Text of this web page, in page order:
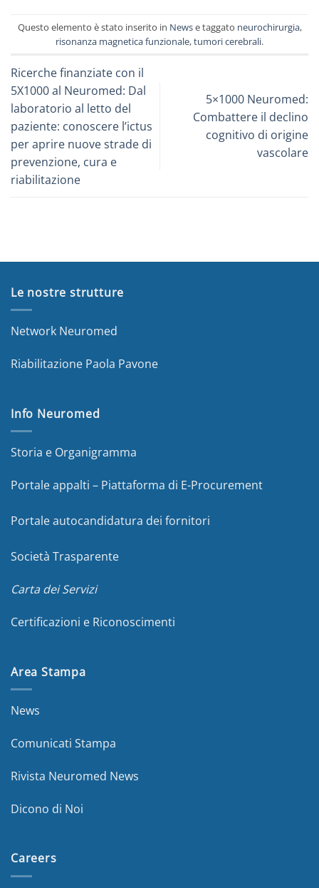
Questo elemento è stato inserito in Newse taggato neurochirurgia,
risonanza magnetica funzionale,tumori cerebrali.
Ricerche finanziate con il
5X1000 al Neuromed: Dal
laboratorio al letto del
paziente: conoscere l’ictus
per aprire nuove strade di
prevenzione, cura e
riabilitazione
5×1000 Neuromed:
Combattere il declino
cognitivo di origine
vascolare
Le nostre strutture
Network Neuromed
Riabilitazione Paola Pavone
Info Neuromed
Storia e Organigramma
Portale appalti – Piattaforma di E-Procurement
Portale autocandidatura dei fornitori
Società Trasparente
Carta dei Servizi
Certificazioni e Riconoscimenti
Area Stampa
News
Comunicati Stampa
Rivista Neuromed News
Dicono di Noi
Careers